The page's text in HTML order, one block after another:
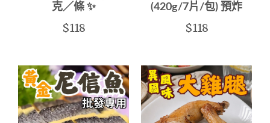
克／條 ✨
$118
(420g/7片/包) 預炸
$118